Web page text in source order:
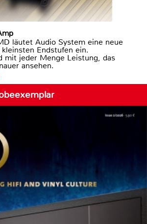
läutet Audio System eine neue
Endstufen ein.
mit jeder Menge Leistung, das
ansehen.